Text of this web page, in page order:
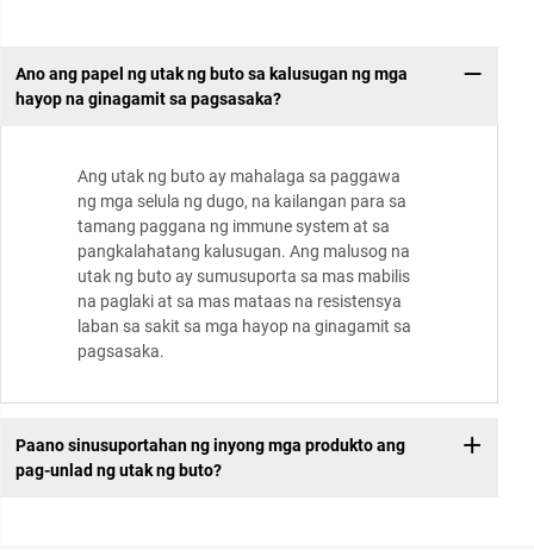
Ano ang papel ng utak ng buto sa kalusugan ng mga
hayop na ginagamit sa pagsasaka?
Ang utak ng buto ay mahalaga sa paggawa
ng mga selula ng dugo, na kailangan para sa
tamang paggana ng immune system at sa
pangkalahatang kalusugan. Ang malusog na
utak ng buto ay sumusuporta sa mas mabilis
na paglaki at sa mas mataas na resistensya
laban sa sakit sa mga hayop na ginagamit sa
pagsasaka.
Paano sinusuportahan ng inyong mga produkto ang
pag-unlad ng utak ng buto?